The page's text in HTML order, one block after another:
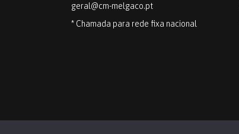
geral@cm-melgaco.pt
* Chamada para rede fixa nacional